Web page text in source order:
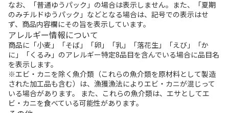
なお、「普通ゆうパック」の場合は表示しません。また、「夏期
のみチルドゆうパック」などとなる場合は、記号での表示はせ
ず、商品内容欄にその旨を表示しています。
アレルギー情報について
商品に「小麦」「そば」「卵」「乳」「落花生」「えび」「か
に」「くるみ」のアレルギー特定8品目を含んでいる場合に品目名
を表示します。
※エビ・カニを除く魚介類（これらの魚介類を原材料として製造
された加工品も含む）は、漁獲漁法によりエビ・カニが混じって
いる場合があります。 また、これらの魚介類は、エサとしてエ
ビ・カニを食べている可能性があります。